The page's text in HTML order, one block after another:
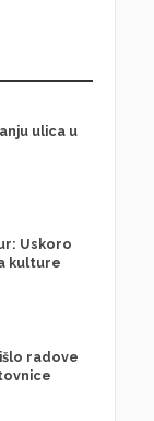
ulica u
Uskoro
kulture
radove